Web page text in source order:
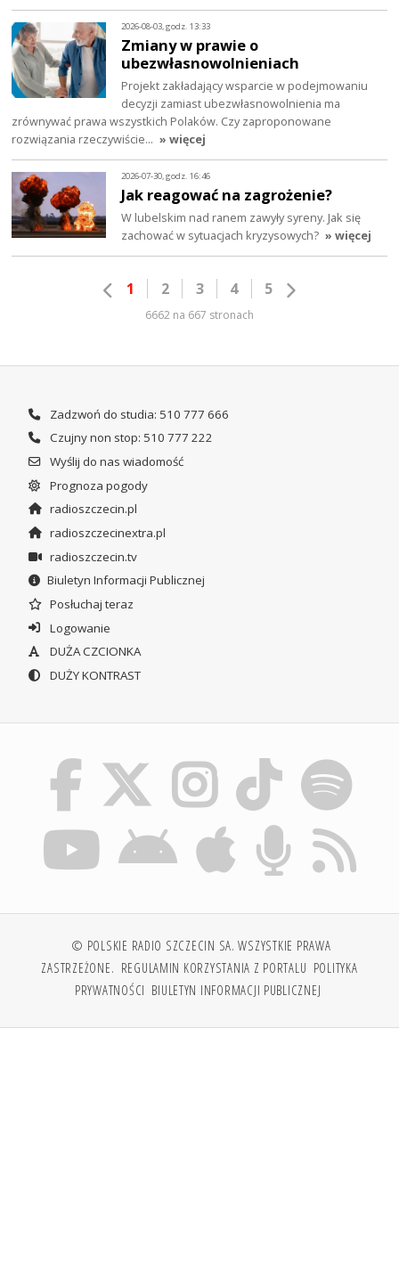
2026-08-03, godz. 13:33
Zmiany w prawie o
ubezwłasnowolnieniach
Projekt zakładający wsparcie w podejmowaniu
decyzji zamiast ubezwłasnowolnienia ma
zrównywać prawa wszystkich Polaków. Czy zaproponowane
rozwiązania rzeczywiście… » więcej
2026-07-30, godz. 16:46
Jak reagować na zagrożenie?
W lubelskim nad ranem zawyły syreny. Jak się
zachować w sytuacjach kryzysowych? » więcej
1 2 3 4 5
6662 na 667 stronach
Zadzwoń do studia: 510 777 666
Czujny non stop: 510 777 222
Wyślij do nas wiadomość
Prognoza pogody
radioszczecin.pl
radioszczecinextra.pl
radioszczecin.tv
Biuletyn Informacji Publicznej
Posłuchaj teraz
Logowanie
DUŻA CZCIONKA
DUŻY KONTRAST
© POLSKIE RADIO SZCZECIN SA. WSZYSTKIE PRAWA
ZASTRZEŻONE. REGULAMIN KORZYSTANIA Z PORTALU POLITYKA
PRYWATNOŚCI BIULETYN INFORMACJI PUBLICZNEJ